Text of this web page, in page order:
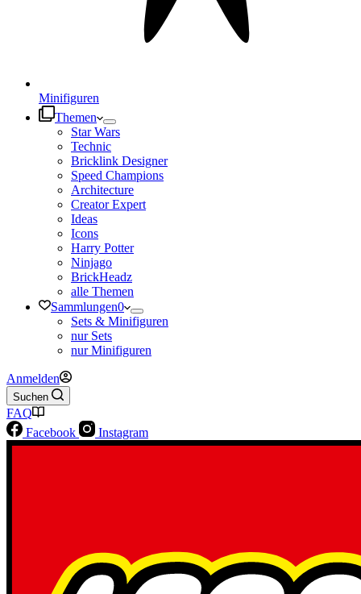
Minifiguren
Themen
Star Wars
Technic
Bricklink Designer
Speed Champions
Architecture
Creator Expert
Ideas
Icons
Harry Potter
Ninjago
BrickHeadz
alle Themen
Sammlungen0
Sets & Minifiguren
nur Sets
nur Minifiguren
Anmelden
Suchen
FAQ
Facebook
Instagram